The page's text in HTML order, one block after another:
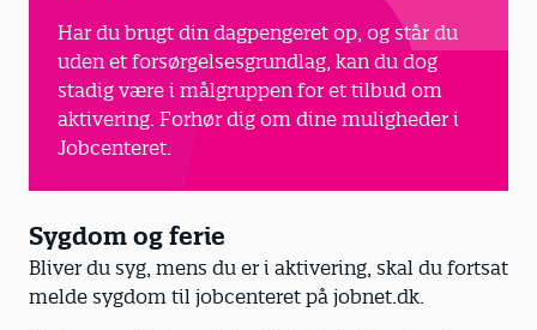
Har du brugt din dagpengeret op, og står du
uden et forsørgelsesgrundlag, kan du dog
stadig være i målgruppen for et tilbud om
aktivering. Forhør dig om dine muligheder i
Jobcenteret.
Sygdom og ferie
Bliver du syg, mens du er i aktivering, skal du fortsat
melde sygdom til jobcenteret på jobnet.dk.